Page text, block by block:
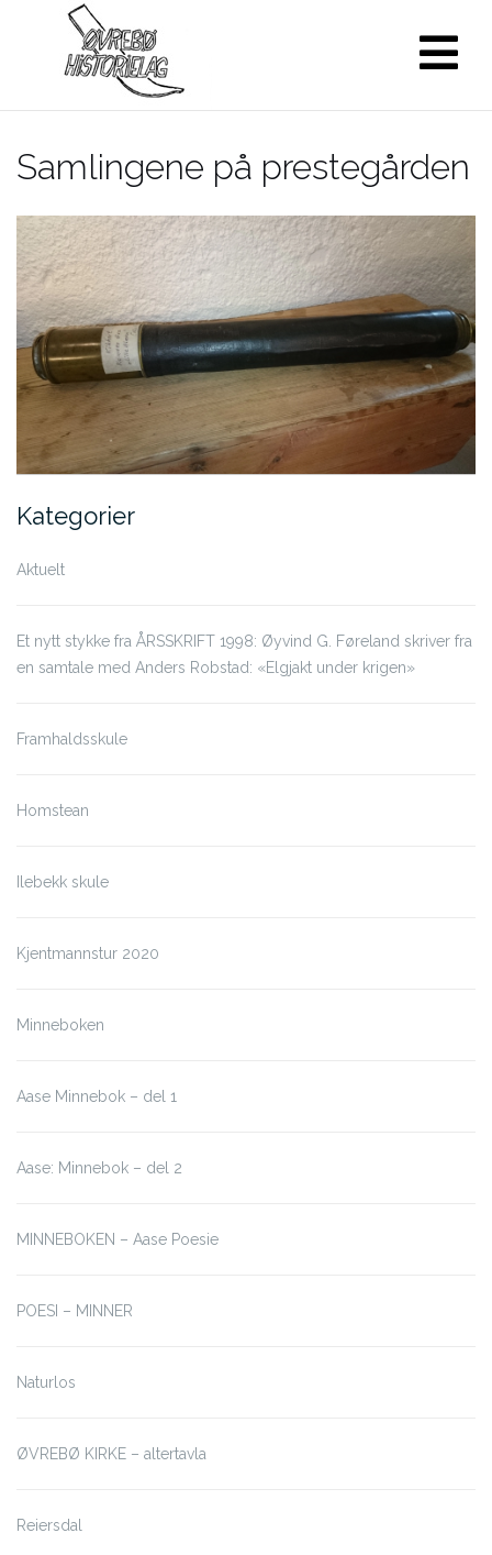
Samlingene på prestegården
Kategorier
Aktuelt
Et nytt stykke fra ÅRSSKRIFT 1998: Øyvind G. Føreland skriver fra
en samtale med Anders Robstad: «Elgjakt under krigen»
Framhaldsskule
Homstean
Ilebekk skule
Kjentmannstur 2020
Minneboken
Aase Minnebok – del 1
Aase: Minnebok – del 2
MINNEBOKEN – Aase Poesie
POESI – MINNER
Naturlos
ØVREBØ KIRKE – altertavla
Reiersdal